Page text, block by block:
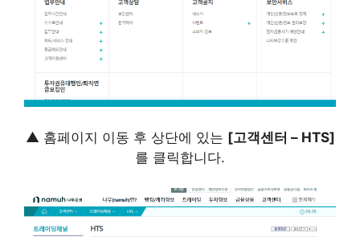
▲ 홈페이지 이동 후 상단에 있는 [고객센터 – HTS]
를 클릭합니다.